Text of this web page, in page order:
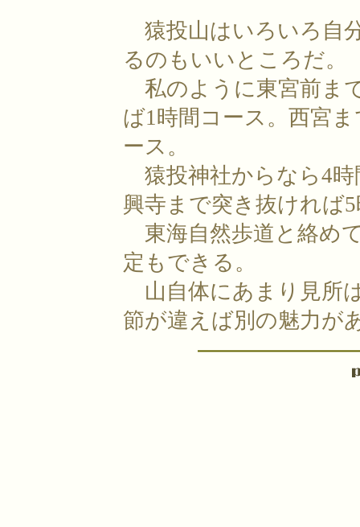
猿投山はいろいろ自
るのもいいところだ。
私のように東宮前ま
ば1時間コース。西宮
ース。
猿投神社からなら4時
興寺まで突き抜ければ
東海自然歩道と絡め
定もできる。
山自体にあまり見所
節が違えば別の魅力が